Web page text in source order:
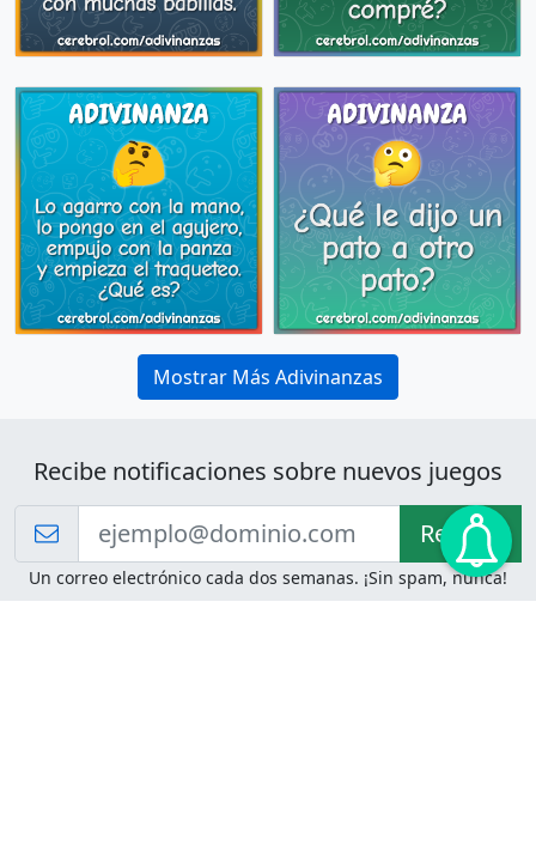
Mostrar Más Adivinanzas
Recibe notificaciones sobre nuevos juegos
Recibir!
Un correo electrónico cada dos semanas. ¡Sin spam, nunca!